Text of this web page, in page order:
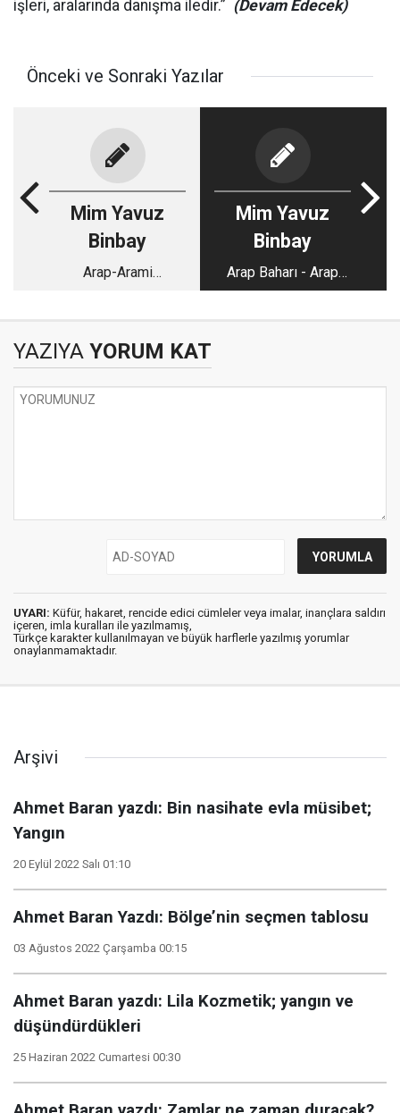
işleri, aralarında danışma iledir.” (Devam Edecek)
Önceki ve Sonraki Yazılar
Mim Yavuz
Binbay
Arap-Arami
Mim Yavuz
Binbay
Arap Baharı - Arap
Katliamının sonuçları -
YAZIYA YORUM KAT
UYARI: Küfür, hakaret, rencide edici cümleler veya imalar, inançlara saldırı
içeren, imla kuralları ile yazılmamış,
Türkçe karakter kullanılmayan ve büyük harflerle yazılmış yorumlar
onaylanmamaktadır.
Arşivi
Ahmet Baran yazdı: Bin nasihate evla müsibet;
Yangın
20 Eylül 2022 Salı 01:10
Ahmet Baran Yazdı: Bölge’nin seçmen tablosu
03 Ağustos 2022 Çarşamba 00:15
Ahmet Baran yazdı: Lila Kozmetik; yangın ve
düşündürdükleri
25 Haziran 2022 Cumartesi 00:30